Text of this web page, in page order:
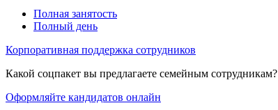
Полная занятость
Полный день
Корпоративная поддержка сотрудников
Какой соцпакет вы предлагаете семейным сотрудникам?
Оформляйте кандидатов онлайн